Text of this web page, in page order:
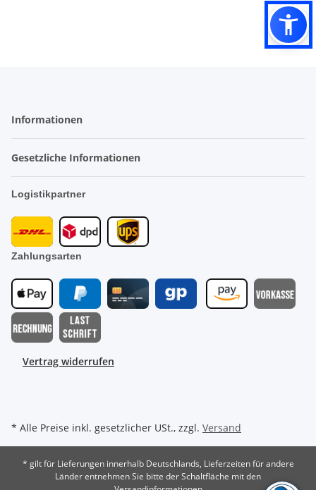
Informationen
Gesetzliche Informationen
Logistikpartner
Zahlungsarten
Vertrag widerrufen
* Alle Preise inkl. gesetzlicher USt., zzgl. Versand
* gilt für Lieferungen innerhalb Deutschlands, Lieferzeiten für andere
Länder entnehmen Sie bitte der Schaltfläche mit den